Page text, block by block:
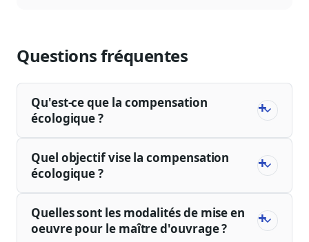
Questions fréquentes
Qu'est-ce que la compensation
écologique ?
Quel objectif vise la compensation
écologique ?
Quelles sont les modalités de mise en
oeuvre pour le maître d'ouvrage ?